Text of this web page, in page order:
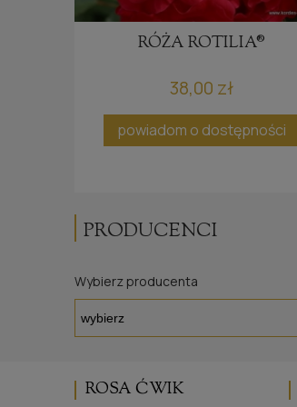
RÓŻA ROTILIA®
38,00 zł
powiadom o dostępności
PRODUCENCI
Wybierz producenta
ROSA ĆWIK